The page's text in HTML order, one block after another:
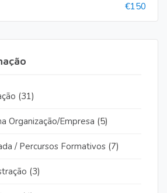
€150
(31)
Organização/Empresa (5)
/ Percursos Formativos (7)
(3)